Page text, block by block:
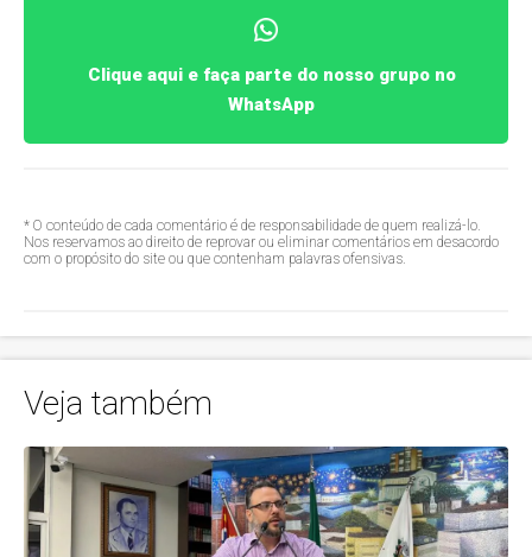
Clique aqui e faça parte do nosso grupo no
WhatsApp
* O conteúdo de cada comentário é de responsabilidade de quem realizá-lo.
Nos reservamos ao direito de reprovar ou eliminar comentários em desacordo
com o propósito do site ou que contenham palavras ofensivas.
Veja também